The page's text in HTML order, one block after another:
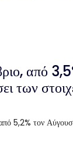
από
των
5,2% τον